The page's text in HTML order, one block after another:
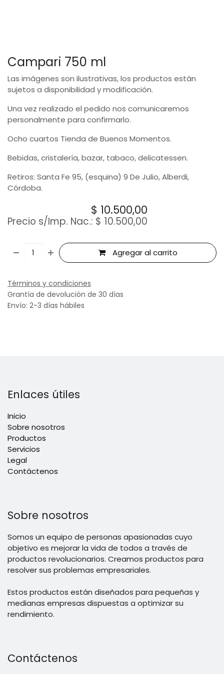
Campari 750 ml
Las imágenes son ilustrativas, los productos están
sujetos a disponibilidad y modificación.
Una vez realizado el pedido nos comunicaremos
personalmente para confirmarlo.
Ocho cuartos Tienda de Buenos Momentos.
Bebidas, cristalería, bazar, tabaco, delicatessen.
Retiros: Santa Fe 95, (esquina) 9 De Julio, Alberdi,
Córdoba.
$ 10.500,00
Precio s/Imp. Nac.: $ 10.500,00
Agregar al carrito
Términos y condiciones
Grantía de devolución de 30 días
Envío: 2-3 días hábiles
Enlaces útiles
Inicio
Sobre nosotros
Productos
Servicios
Legal
Contáctenos
Sobre nosotros
Somos un equipo de personas apasionadas cuyo
objetivo es mejorar la vida de todos a través de
productos revolucionarios. Creamos productos para
resolver sus problemas empresariales.
Estos productos están diseñados para pequeñas y
medianas empresas dispuestas a optimizar su
rendimiento.
Contáctenos